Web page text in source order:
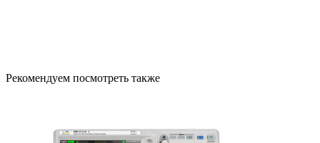
Рекомендуем посмотреть также